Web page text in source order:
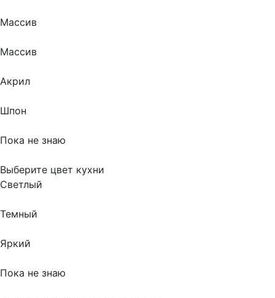
Массив
Массив
Акрил
Шпон
Пока не знаю
Выберите цвет кухни
Светлый
Темный
Яркий
Пока не знаю